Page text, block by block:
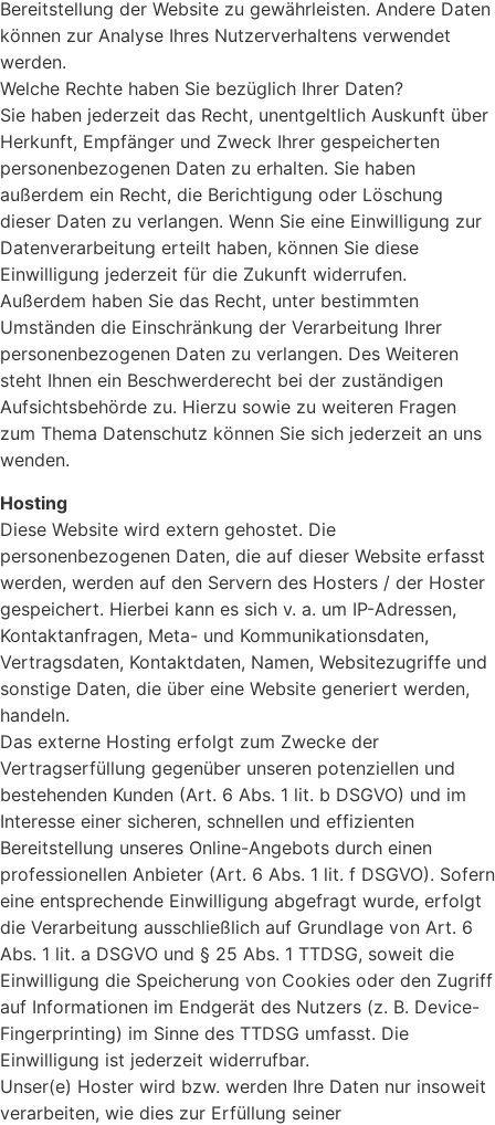
Bereitstellung der Website zu gewährleisten. Andere Daten
können zur Analyse Ihres Nutzerverhaltens verwendet
werden.
Welche Rechte haben Sie bezüglich Ihrer Daten?
Sie haben jederzeit das Recht, unentgeltlich Auskunft über
Herkunft, Empfänger und Zweck Ihrer gespeicherten
personenbezogenen Daten zu erhalten. Sie haben
außerdem ein Recht, die Berichtigung oder Löschung
dieser Daten zu verlangen. Wenn Sie eine Einwilligung zur
Datenverarbeitung erteilt haben, können Sie diese
Einwilligung jederzeit für die Zukunft widerrufen.
Außerdem haben Sie das Recht, unter bestimmten
Umständen die Einschränkung der Verarbeitung Ihrer
personenbezogenen Daten zu verlangen. Des Weiteren
steht Ihnen ein Beschwerderecht bei der zuständigen
Aufsichtsbehörde zu. Hierzu sowie zu weiteren Fragen
zum Thema Datenschutz können Sie sich jederzeit an uns
wenden.
Hosting
Diese Website wird extern gehostet. Die
personenbezogenen Daten, die auf dieser Website erfasst
werden, werden auf den Servern des Hosters / der Hoster
gespeichert. Hierbei kann es sich v. a. um IP-Adressen,
Kontaktanfragen, Meta- und Kommunikationsdaten,
Vertragsdaten, Kontaktdaten, Namen, Websitezugriffe und
sonstige Daten, die über eine Website generiert werden,
handeln.
Das externe Hosting erfolgt zum Zwecke der
Vertragserfüllung gegenüber unseren potenziellen und
bestehenden Kunden (Art. 6 Abs. 1 lit. b DSGVO) und im
Interesse einer sicheren, schnellen und effizienten
Bereitstellung unseres Online-Angebots durch einen
professionellen Anbieter (Art. 6 Abs. 1 lit. f DSGVO). Sofern
eine entsprechende Einwilligung abgefragt wurde, erfolgt
die Verarbeitung ausschließlich auf Grundlage von Art. 6
Abs. 1 lit. a DSGVO und § 25 Abs. 1 TTDSG, soweit die
Einwilligung die Speicherung von Cookies oder den Zugriff
auf Informationen im Endgerät des Nutzers (z. B. Device-
Fingerprinting) im Sinne des TTDSG umfasst. Die
Einwilligung ist jederzeit widerrufbar.
Unser(e) Hoster wird bzw. werden Ihre Daten nur insoweit
verarbeiten, wie dies zur Erfüllung seiner